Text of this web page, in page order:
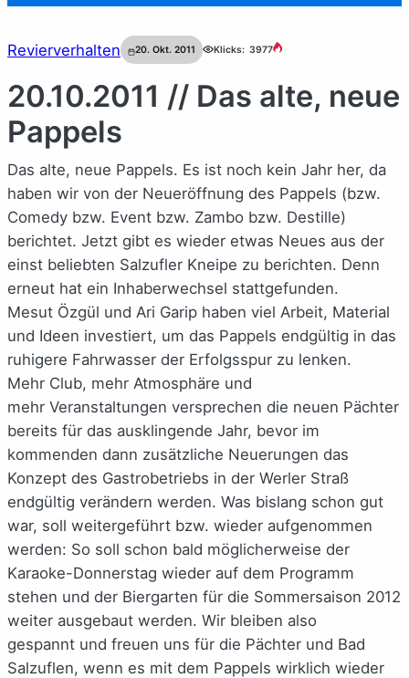
Revierverhalten 20. Okt. 2011 Klicks: 3977
20.10.2011 // Das alte, neue
Pappels
Das alte, neue Pappels. Es ist noch kein Jahr her, da
haben wir von der Neueröffnung des Pappels (bzw.
Comedy bzw. Event bzw. Zambo bzw. Destille)
berichtet. Jetzt gibt es wieder etwas Neues aus der
einst beliebten Salzufler Kneipe zu berichten. Denn
erneut hat ein Inhaberwechsel stattgefunden.
Mesut Özgül und Ari Garip haben viel Arbeit, Material
und Ideen investiert, um das Pappels endgültig in das
ruhigere Fahrwasser der Erfolgsspur zu lenken.
Mehr Club, mehr Atmosphäre und
mehr Veranstaltungen versprechen die neuen Pächter
bereits für das ausklingende Jahr, bevor im
kommenden dann zusätzliche Neuerungen das
Konzept des Gastrobetriebs in der Werler Straß
endgültig verändern werden. Was bislang schon gut
war, soll weitergeführt bzw. wieder aufgenommen
werden: So soll schon bald möglicherweise der
Karaoke-Donnerstag wieder auf dem Programm
stehen und der Biergarten für die Sommersaison 2012
weiter ausgebaut werden. Wir bleiben also
gespannt und freuen uns für die Pächter und Bad
Salzuflen, wenn es mit dem Pappels wirklich wieder